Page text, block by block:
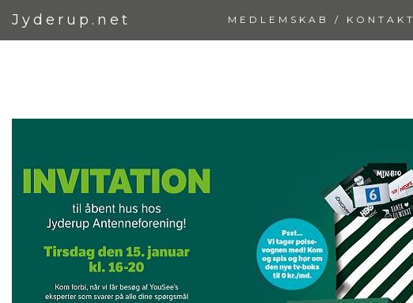
Jyderup.net MEDLEMSKAB / KONTAKT